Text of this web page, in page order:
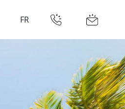
FR